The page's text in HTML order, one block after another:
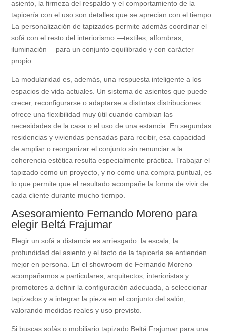
asiento, la firmeza del respaldo y el comportamiento de la
tapicería con el uso son detalles que se aprecian con el tiempo.
La personalización de tapizados permite además coordinar el
sofá con el resto del interiorismo —textiles, alfombras,
iluminación— para un conjunto equilibrado y con carácter
propio.
La modularidad es, además, una respuesta inteligente a los
espacios de vida actuales. Un sistema de asientos que puede
crecer, reconfigurarse o adaptarse a distintas distribuciones
ofrece una flexibilidad muy útil cuando cambian las
necesidades de la casa o el uso de una estancia. En segundas
residencias y viviendas pensadas para recibir, esa capacidad
de ampliar o reorganizar el conjunto sin renunciar a la
coherencia estética resulta especialmente práctica. Trabajar el
tapizado como un proyecto, y no como una compra puntual, es
lo que permite que el resultado acompañe la forma de vivir de
cada cliente durante mucho tiempo.
Asesoramiento Fernando Moreno para
elegir Beltá Frajumar
Elegir un sofá a distancia es arriesgado: la escala, la
profundidad del asiento y el tacto de la tapicería se entienden
mejor en persona. En el showroom de Fernando Moreno
acompañamos a particulares, arquitectos, interioristas y
promotores a definir la configuración adecuada, a seleccionar
tapizados y a integrar la pieza en el conjunto del salón,
valorando medidas reales y uso previsto.
Si buscas sofás o mobiliario tapizado Beltá Frajumar para una